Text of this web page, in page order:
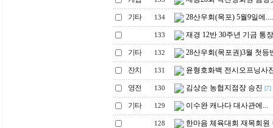
기타 134 28산우회(목포) 5월9일에....
133 재경 12반 30주년 기금 통
기타 132 28산우회(목포권)3월 첫등
잔치 131 윤형호화백 전시오프닝사
영전 130 김상순 농협지점장 승진 [7]
기타 129 이수완 캐나다 대사관에...
128 한마음 체육대회 재목회원